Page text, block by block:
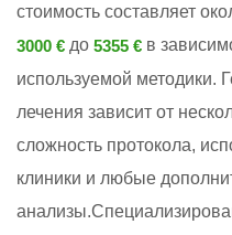
стоимость составляет
3000 € до 5355 € в
используемой методики.
лечения зависит от
сложность протокола,
клиники и любые